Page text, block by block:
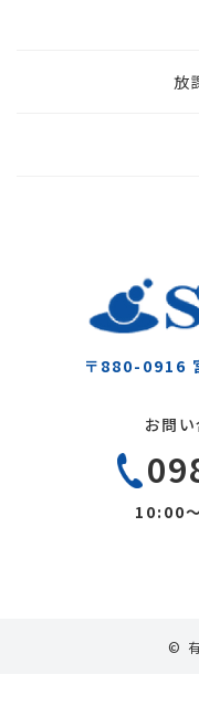
放
〒880-0916
お問
10:00～
© 有